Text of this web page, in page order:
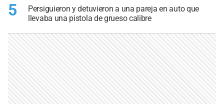
5
Persiguieron y detuvieron a una pareja en auto que
llevaba una pistola de grueso calibre